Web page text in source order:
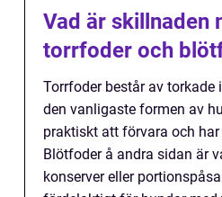
Vad är skillnaden
torrfoder och
Torrfoder består av torkade
den vanligaste formen av
praktiskt att förvara och
Blötfoder å andra sidan är
konserver eller